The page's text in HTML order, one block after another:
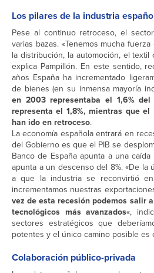
Los pilares de la industria
Pese al continuo retroceso, el
varias bazas. «Tenemos mucha
la distribución, la automoción, el textil
explica Pampillón. En este sentido,
años España ha incrementado
de bienes (en su inmensa mayoría
en 2003 representaba el 1,6% del
representa el 1,8%, mientras que
han ido en retroceso.
La economía española entrará en
del Gobierno es que el PIB se
Banco de España apunta a una
apunta a un descenso del 8%. «De la
a que la industria se reconvirtió
incrementamos nuestras
vez de esta recesión podemos salir
tecnológicos más avanzados«,
sectores estratégicos que
potentes y el único camino posible es
Colaboración público-privada